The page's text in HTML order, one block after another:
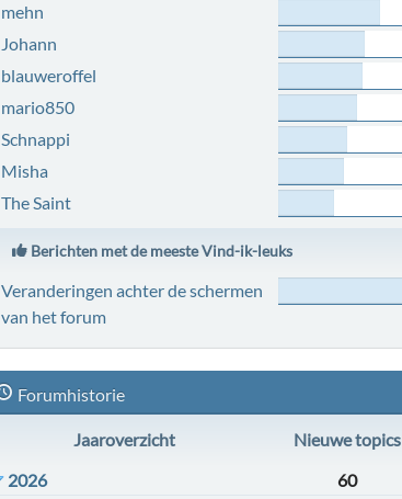
mehn
Johann
blauweroffel
mario850
Schnappi
Misha
The Saint
Berichten met de meeste Vind-ik-leuks
Veranderingen achter de schermen
van het forum
Forumhistorie
Jaaroverzicht Nieuwe topics
2026
60